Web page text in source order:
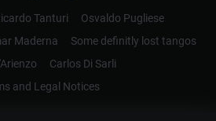
Tanturi
Osvaldo Pugliese
Maderna
Some definitly lost tangos
Carlos Di Sarli
and Legal Notices